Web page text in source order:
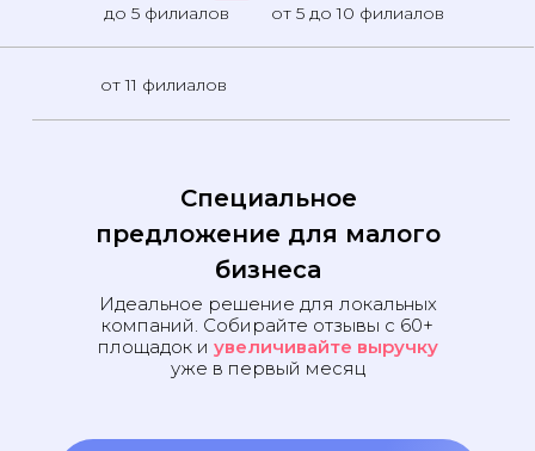
от 11 филиалов
от 5 до 10 филиалов
до 5 филиалов
Специальное
предложение для малого
бизнеса
Идеальное решение для локальных
компаний. Собирайте отзывы с 60+
площадок и увеличивайте выручку
уже в первый месяц